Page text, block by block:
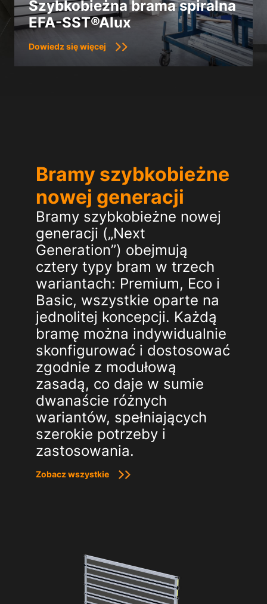
Szybkobieżna brama spiralna
EFA-SST®Alux
Dowiedz się więcej
Bramy szybkobieżne
nowej generacji
Bramy szybkobieżne nowej
generacji („Next
Generation”) obejmują
cztery typy bram w trzech
wariantach: Premium, Eco i
Basic, wszystkie oparte na
jednolitej koncepcji. Każdą
bramę można indywidualnie
skonfigurować i dostosować
zgodnie z modułową
zasadą, co daje w sumie
dwanaście różnych
wariantów, spełniających
szerokie potrzeby i
zastosowania.
Zobacz wszystkie